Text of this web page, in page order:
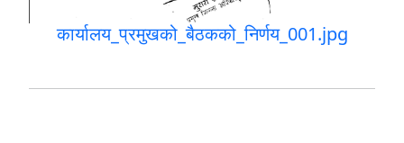
कार्यालय_प्रमुखको_बैठकको_निर्णय_001.jpg